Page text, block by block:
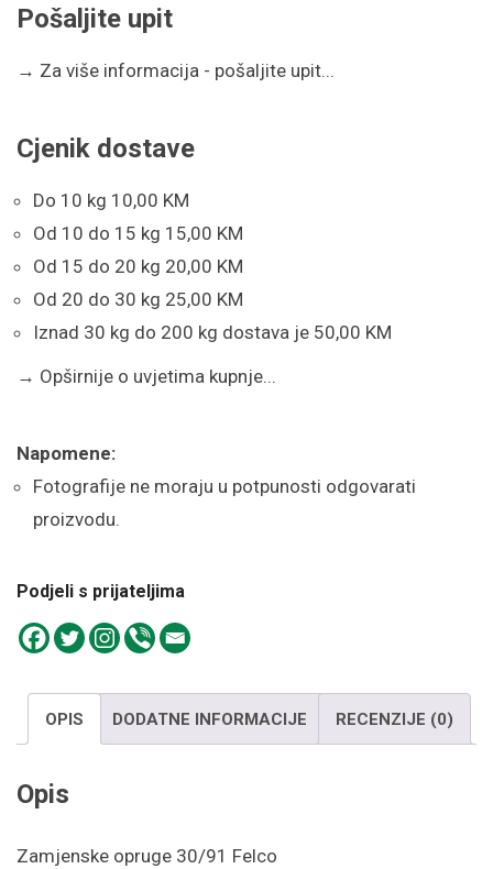
Pošaljite upit
→ Za više informacija - pošaljite upit...
Cjenik dostave
Do 10 kg 10,00 KM
Od 10 do 15 kg 15,00 KM
Od 15 do 20 kg 20,00 KM
Od 20 do 30 kg 25,00 KM
Iznad 30 kg do 200 kg dostava je 50,00 KM
→ Opširnije o uvjetima kupnje...
Napomene:
Fotografije ne moraju u potpunosti odgovarati
proizvodu.
Podjeli s prijateljima
OPIS DODATNE INFORMACIJE RECENZIJE (0)
Opis
Zamjenske opruge 30/91 Felco